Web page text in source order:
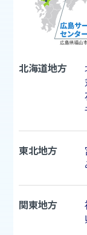
北海道地方
東北地方
関東地方